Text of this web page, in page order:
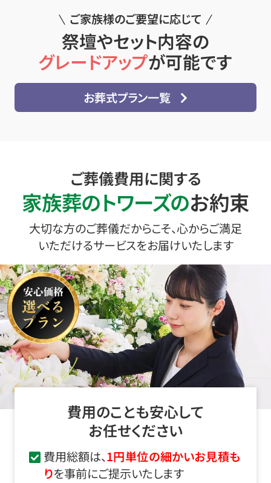
ご家族様のご要望に応じて
祭壇やセット内容の
グレードアップが可能です
お葬式プラン一覧
ご葬儀費用に関する
家族葬のトワーズのお約束
大切な方のご葬儀だからこそ、心からご満足
いただけるサービスをお届けいたします
費用のことも安心して
お任せください
費用総額は、1円単位の細かいお見積も
りを事前にご提示いたします